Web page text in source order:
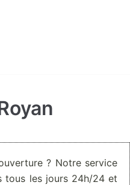
? Notre service
tous les jours 24h/24 et